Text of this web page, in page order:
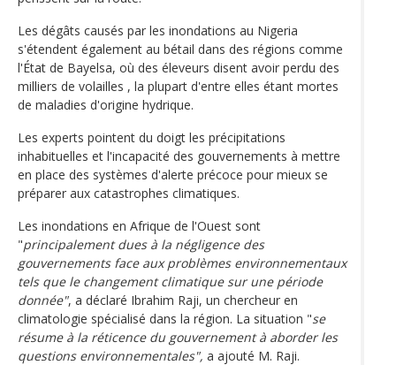
Les dégâts causés par les inondations au Nigeria
s'étendent également au bétail dans des régions comme
l'État de Bayelsa, où des éleveurs disent avoir perdu des
milliers de volailles , la plupart d'entre elles étant mortes
de maladies d'origine hydrique.
Les experts pointent du doigt les précipitations
inhabituelles et l'incapacité des gouvernements à mettre
en place des systèmes d'alerte précoce pour mieux se
préparer aux catastrophes climatiques.
Les inondations en Afrique de l'Ouest sont
"principalement dues à la négligence des
gouvernements face aux problèmes environnementaux
tels que le changement climatique sur une période
donnée", a déclaré Ibrahim Raji, un chercheur en
climatologie spécialisé dans la région. La situation "se
résume à la réticence du gouvernement à aborder les
questions environnementales", a ajouté M. Raji.